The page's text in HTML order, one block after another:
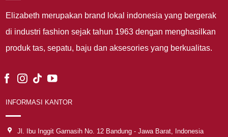
Elizabeth merupakan brand lokal indonesia yang bergerak
di industri fashion sejak tahun 1963 dengan menghasilkan
produk tas, sepatu, baju dan aksesories yang berkualitas.
INFORMASI KANTOR
Jl. Ibu Inggit Garnasih No. 12 Bandung - Jawa Barat, Indonesia